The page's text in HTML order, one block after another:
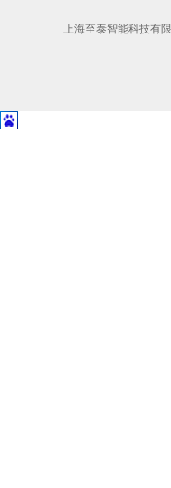
上海至泰智能科技有